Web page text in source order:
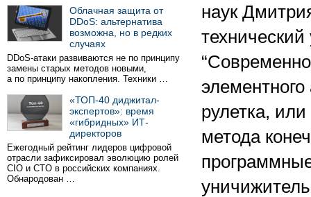
Облачная защита от
DDoS: альтернатива
возможна, но в редких
случаях
DDoS-атаки развиваются не по принципу
замены старых методов новыми,
а по принципу накопления. Техники …
«ТОП-40 диджитал-
экспертов»: время
«гибридных» ИТ-
директоров
Ежегодный рейтинг лидеров цифровой
отрасли зафиксировал эволюцию ролей
CIO и CTO в российских компаниях.
Обнародован …
наук
элементного
рулетка,
метода